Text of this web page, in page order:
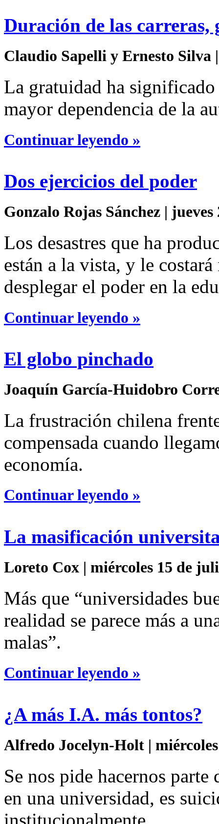
Duración de las
Claudio Sapelli y Ernesto Silva
La gratuidad ha
mayor dependencia de la
Continuar leyendo »
Dos ejercicios del poder
Gonzalo Rojas Sánchez |
Los desastres que ha
están a la vista, y le
desplegar el poder en la
Continuar leyendo »
El globo pinchado
Joaquín García-Huidobro
La frustración chilena
compensada cuando
economía.
Continuar leyendo »
La masificación
Loreto Cox | miércoles 15 de
Más que “universidades
realidad se parece más a
malas”.
Continuar leyendo »
¿A más I.A. más tontos?
Alfredo Jocelyn-Holt |
Se nos pide hacernos
en una universidad, es